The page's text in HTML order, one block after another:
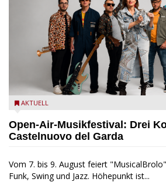
Castelnuovo del Garda: Die "Dirotta su
AKTUELL
Open-Air-Musikfestival: Drei
Castelnuovo del Garda
Vom 7. bis 9. August feiert
Funk, Swing und Jazz. Höhepunkt ist...